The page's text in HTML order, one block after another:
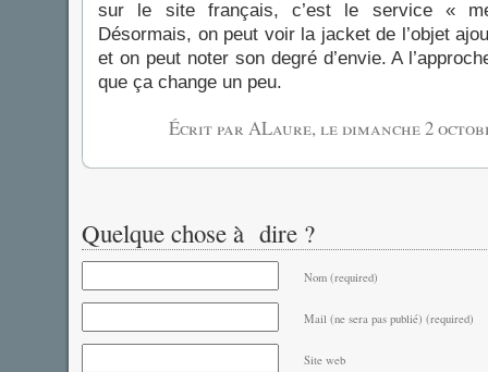
sur le site français, c’est le service «
Désormais, on peut voir la jacket de l’objet
et on peut noter son degré d’envie. A
que ça change un peu.
Écrit par ALaure, ledimanche 2
Quelque chose à dire ?
Nom (required)
Mail (ne sera pas publié) (required)
Site web